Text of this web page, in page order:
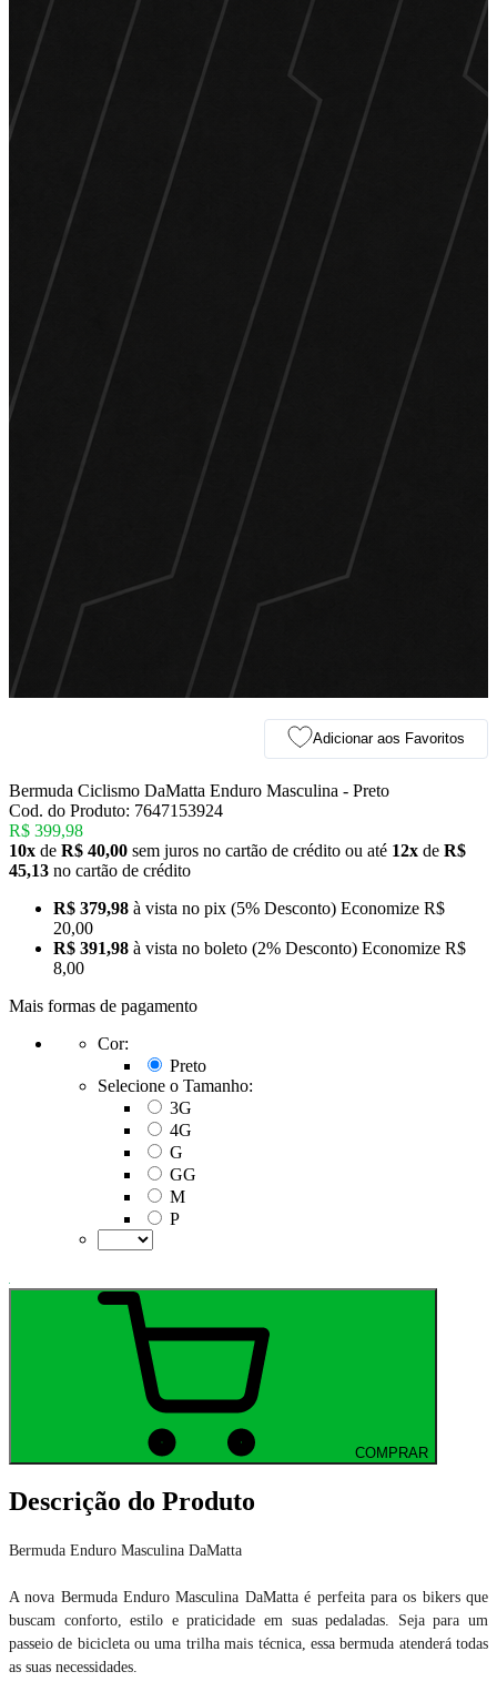
Adicionar aos Favoritos
Bermuda Ciclismo DaMatta Enduro Masculina - Preto
Cod. do Produto: 7647153924
R$ 399,98
10x de R$ 40,00 sem juros no cartão de crédito ou até 12x de R$
45,13 no cartão de crédito
R$ 379,98 à vista no pix (5% Desconto) Economize R$
20,00
R$ 391,98 à vista no boleto (2% Desconto) Economize R$
8,00
Mais formas de pagamento
Cor:
Preto
Selecione o Tamanho:
3G
4G
G
GG
M
P
COMPRAR
Descrição do Produto
Bermuda Enduro Masculina DaMatta
A nova Bermuda Enduro Masculina DaMatta é perfeita para os bikers que
buscam conforto, estilo e praticidade em suas pedaladas. Seja para um
passeio de bicicleta ou uma trilha mais técnica, essa bermuda atenderá todas
as suas necessidades.